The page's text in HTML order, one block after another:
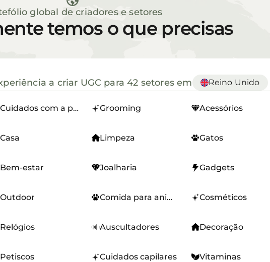
global de criadores e setores
temos o que precisas
42 setores para Reino Unido.
a criar UGC para 42 setores em Reino Unido
Cuidados com a pele Grooming Acessórios
Casa Limpeza Gatos
Bem-estar Joalharia Gadgets
Outdoor Comida para animais Cosméticos
Relógios Auscultadores Decoração
Petiscos Cuidados capilares Vitaminas